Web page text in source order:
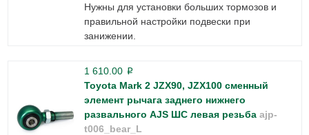
Нужны для установки больших тормозов и
правильной настройки подвески при
занижении.
1 610.00 p
Toyota Mark 2 JZX90, JZX100 сменный
элемент рычага заднего нижнего
развального AJS ШС левая резьба ajp-
t006_bear_L